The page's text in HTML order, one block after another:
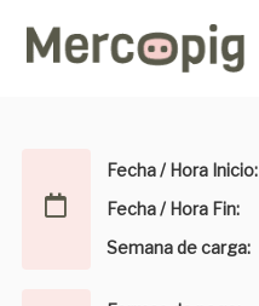
Fecha / Hora Inicio:
Fecha / Hora Fin:
Semana de carga: